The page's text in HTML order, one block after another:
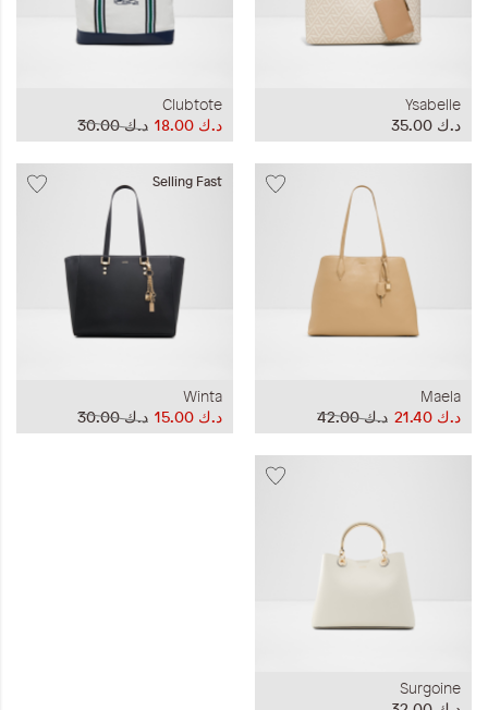
Ysabelle
د.ك‏ 35.00
Clubtote
د.ك‏ 30.00
د.ك‏ 18.00
Maela
د.ك‏ 42.00
د.ك‏ 21.40
Selling Fast
Winta
د.ك‏ 30.00
د.ك‏ 15.00
Surgoine